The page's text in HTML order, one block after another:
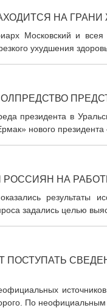
НА
Московский и
ухудшения
президента в
нового
РОССИЯН НА
результаты
задались целью
ПОСТУПАТЬ
По